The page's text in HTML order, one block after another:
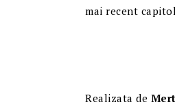
mai recent
Realizata de